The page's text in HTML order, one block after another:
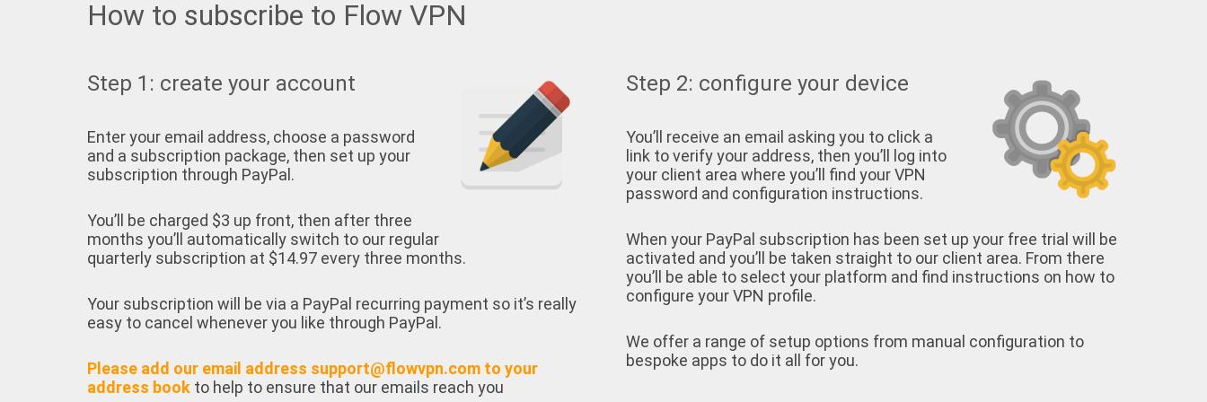
How to subscribe to Flow VPN
Step 1: create your account
Enter your email address, choose a password
and a subscription package, then set up your
subscription through PayPal.
You’ll be charged $3 up front, then after three
months you’ll automatically switch to our regular
quarterly subscription at $14.97 every three months.
Your subscription will be via a PayPal recurring payment so it’s really
easy to cancel whenever you like through PayPal.
Please add our email address support@flowvpn.com to your
address book to help to ensure that our emails reach you
Step 2: configure your device
You’ll receive an email asking you to click a
link to verify your address, then you’ll log into
your client area where you’ll find your VPN
password and configuration instructions.
When your PayPal subscription has been set up your free trial will be
activated and you’ll be taken straight to our client area. From there
you’ll be able to select your platform and find instructions on how to
configure your VPN profile.
We offer a range of setup options from manual configuration to
bespoke apps to do it all for you.